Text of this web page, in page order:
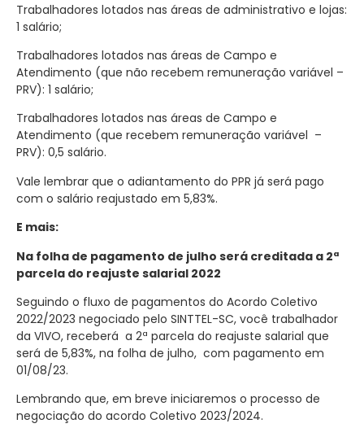
Trabalhadores lotados nas áreas de administrativo e lojas:
1 salário;
Trabalhadores lotados nas áreas de Campo e
Atendimento (que não recebem remuneração variável –
PRV): 1 salário;
Trabalhadores lotados nas áreas de Campo e
Atendimento (que recebem remuneração variável –
PRV): 0,5 salário.
Vale lembrar que o adiantamento do PPR já será pago
com o salário reajustado em 5,83%.
E mais:
Na folha de pagamento de julho será creditada a 2ª
parcela do reajuste salarial 2022
Seguindo o fluxo de pagamentos do Acordo Coletivo
2022/2023 negociado pelo SINTTEL-SC, você trabalhador
da VIVO, receberá a 2ª parcela do reajuste salarial que
será de 5,83%, na folha de julho, com pagamento em
01/08/23.
Lembrando que, em breve iniciaremos o processo de
negociação do acordo Coletivo 2023/2024.